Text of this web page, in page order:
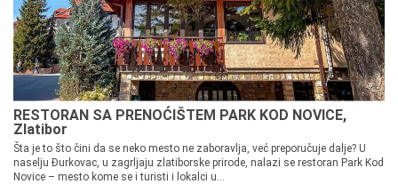
RESTORAN SA PRENOĆIŠTEM PARK KOD NOVICE,
Zlatibor
Šta je to što čini da se neko mesto ne zaboravlja, već preporučuje dalje? U
naselju Đurkovac, u zagrljaju zlatiborske prirode, nalazi se restoran Park Kod
Novice – mesto kome se i turisti i lokalci u...